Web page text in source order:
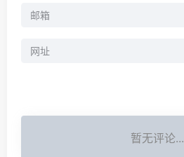
暂无评论...